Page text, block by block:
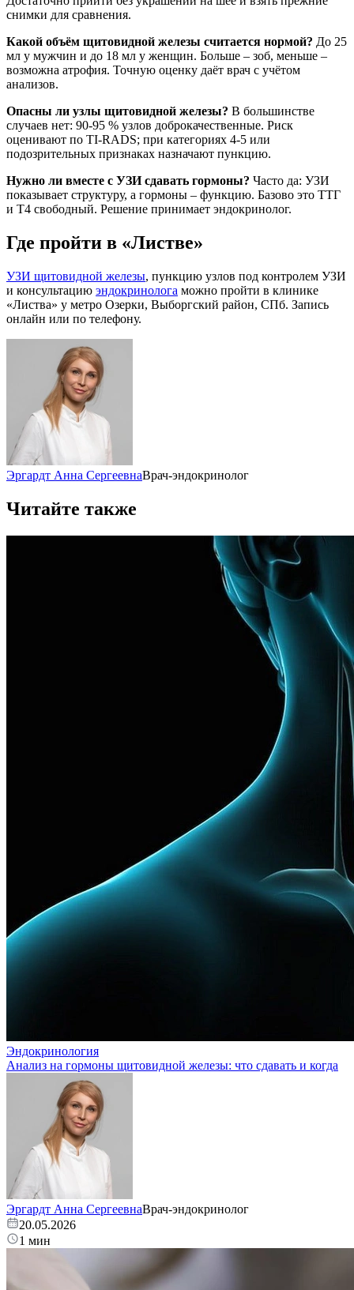
снимки для сравнения.
Какой объём щитовидной железы считается нормой? До 25
мл у мужчин и до 18 мл у женщин. Больше – зоб, меньше –
возможна атрофия. Точную оценку даёт врач с учётом
анализов.
Опасны ли узлы щитовидной железы? В большинстве
случаев нет: 90-95 % узлов доброкачественные. Риск
оценивают по TI-RADS; при категориях 4-5 или
подозрительных признаках назначают пункцию.
Нужно ли вместе с УЗИ сдавать гормоны? Часто да: УЗИ
показывает структуру, а гормоны – функцию. Базово это ТТГ
и Т4 свободный. Решение принимает эндокринолог.
Где пройти в «Листве»
УЗИ щитовидной железы, пункцию узлов под контролем УЗИ
и консультацию эндокринолога можно пройти в клинике
«Листва» у метро Озерки, Выборгский район, СПб. Запись
онлайн или по телефону.
Эргардт Анна СергеевнаВрач-эндокринолог
Читайте также
Эндокринология
Анализ на гормоны щитовидной железы: что сдавать и когда
Эргардт Анна СергеевнаВрач-эндокринолог
20.05.2026
1 мин